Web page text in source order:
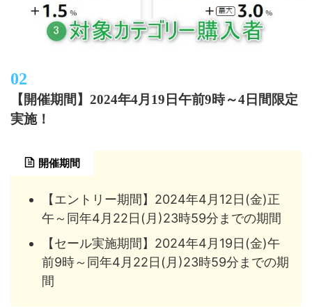
【開催期間】2024年4月19日午前9時～4日間限定
実施！
開催期間
【エントリー期間】2024年4月12日(金)正
午～同年4月22日(月)23時59分までの期間
【セール実施期間】2024年4月19日(金)午
前9時～同年4月22日(月)23時59分までの期
間